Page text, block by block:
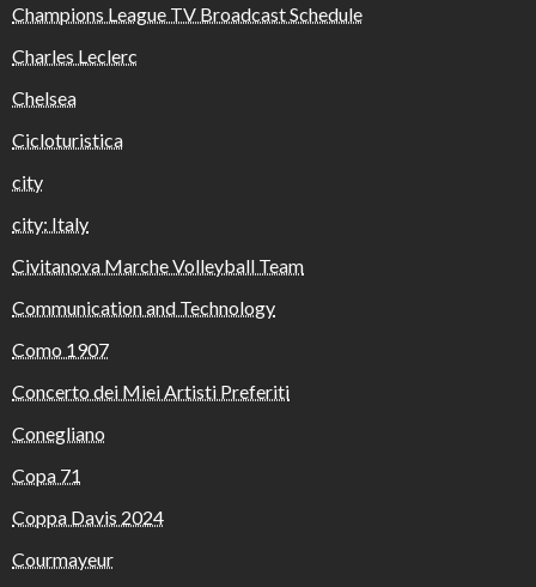
Champions League TV Broadcast Schedule
Charles Leclerc
Chelsea
Cicloturistica
city
city: Italy
Civitanova Marche Volleyball Team
Communication and Technology
Como 1907
Concerto dei Miei Artisti Preferiti
Conegliano
Copa 71
Coppa Davis 2024
Courmayeur